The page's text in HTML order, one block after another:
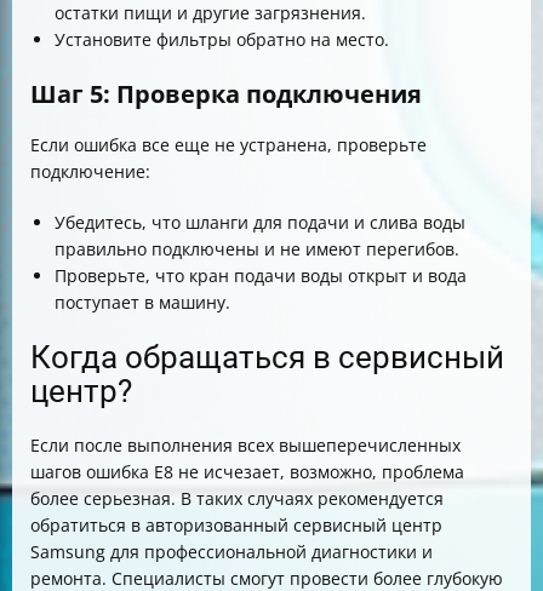
остатки пищи и другие загрязнения.
Установите фильтры обратно на место.
Шаг 5: Проверка подключения
Если ошибка все еще не устранена, проверьте
подключение:
Убедитесь, что шланги для подачи и слива воды
правильно подключены и не имеют перегибов.
Проверьте, что кран подачи воды открыт и вода
поступает в машину.
Когда обращаться в сервисный
центр?
Если после выполнения всех вышеперечисленных
шагов ошибка E8 не исчезает, возможно, проблема
более серьезная. В таких случаях рекомендуется
обратиться в авторизованный сервисный центр
Samsung для профессиональной диагностики и
ремонта. Специалисты смогут провести более глубокую